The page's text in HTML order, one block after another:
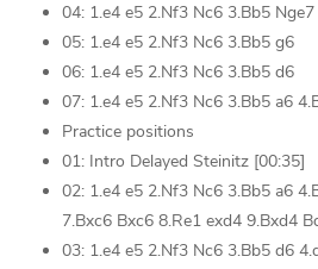
04: 1.e4 e5 2.Nf3 Nc6 3.Bb5 Nge7
05: 1.e4 e5 2.Nf3 Nc6 3.Bb5 g6
06: 1.e4 e5 2.Nf3 Nc6 3.Bb5 d6
07: 1.e4 e5 2.Nf3 Nc6 3.Bb5 a6
Practice positions
01: Intro Delayed Steinitz [00:35]
02: 1.e4 e5 2.Nf3 Nc6 3.Bb5 a6
7.Bxc6 Bxc6 8.Re1 exd4 9.Bxd4
03: 1.e4 e5 2.Nf3 Nc6 3.Bb5 d6